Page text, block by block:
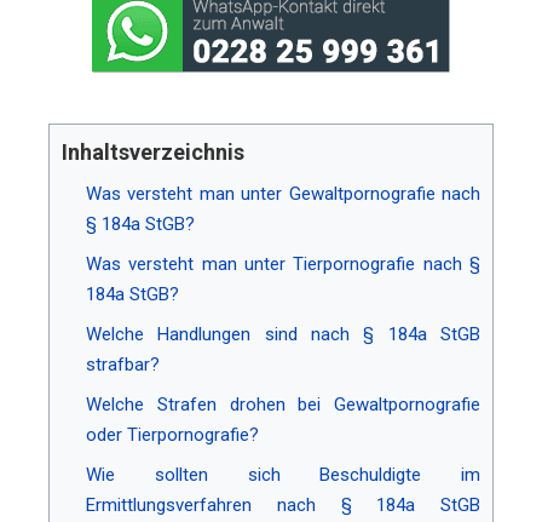
Inhaltsverzeichnis
Was versteht man unter Gewaltpornografie nach
§ 184a StGB?
Was versteht man unter Tierpornografie nach §
184a StGB?
Welche Handlungen sind nach § 184a StGB
strafbar?
Welche Strafen drohen bei Gewaltpornografie
oder Tierpornografie?
Wie sollten sich Beschuldigte im
Ermittlungsverfahren nach § 184a StGB